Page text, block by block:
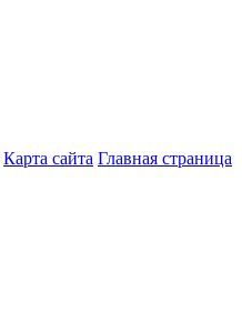
Карта сайта Главная страница